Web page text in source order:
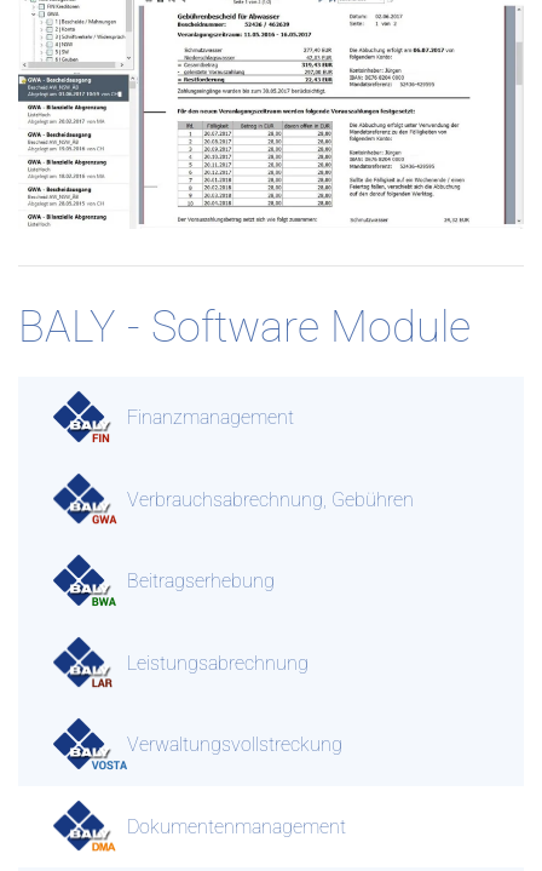
BALY - Software Module
Finanzmanagement
Verbrauchsabrechnung, Gebühren
Beitragserhebung
Leistungsabrechnung
Verwaltungsvollstreckung
Dokumentenmanagement